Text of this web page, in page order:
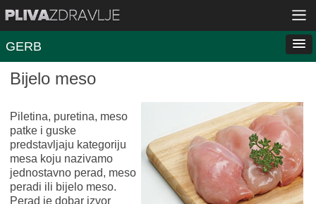
GERB
Bijelo meso
Piletina, puretina, meso
patke i guske
predstavljaju kategoriju
mesa koju nazivamo
jednostavno perad, meso
peradi ili bijelo meso.
Perad je dobar izvor